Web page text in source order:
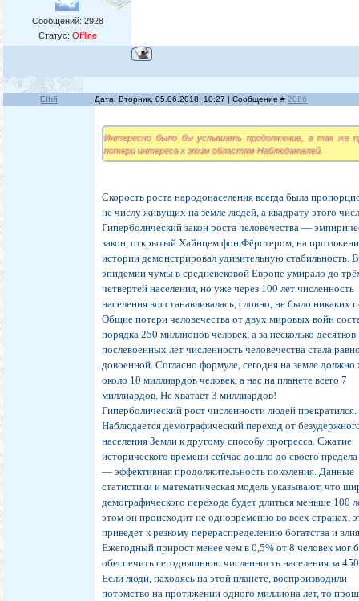
Сообщений: 2928
Статус: Offline
Elhfi Дата: Вторник, 05.06.2018, 10:27 | Сообщение #2066
Интересно было бы услышать продолжение, а так же
потери интереса к этим областям Наблюдателей.
Cкорость роста народонаселения всегда была
не числу живущих на земле людей, а квадрату этого
Гиперболический закон роста человечества —
закон, открытый Хайнцем фон Фёрстером, на
истории демонстрировал удивительную стабильность.
эпидемии чумы в средневековой Европе умирало до
четвертей населения, но уже через 100 лет численность
населения восстанавливалась, словно, не было никаких
Общие потери человечества от двух мировых войн
порядка 250 миллионов человек, а за несколько десятков
послевоенных лет численность человечества стала
довоенной. Согласно формуле, сегодня на земле должно
около 10 миллиардов человек, а нас на планете всего 7
миллиардов. Не хватает 3 миллиардов!
Гиперболический рост численности людей прекратился.
Наблюдается демографический переход от
населения Земли к другому способу прогресса. Сжатие
исторического времени сейчас дошло до своего
— эффективная продолжительность поколения. Данные
статистики и математическая модель указывают, что
демографического перехода будет длиться меньше 100
этом он происходит не одновременно во всех странах,
приведёт к резкому перераспределению богатства и
Ежегодный прирост менее чем в 0,5% от 8 человек мог
обеспечить сегодняшнюю численность населения за
Если люди, находясь на этой планете, воспроизводили
потомство на протяжении одного миллиона лет, то